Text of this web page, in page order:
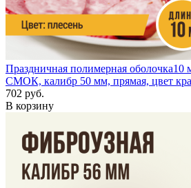
Праздничная полимерная оболочка10
СМОК, калибр 50 мм, прямая, цвет
702 руб.
В корзину